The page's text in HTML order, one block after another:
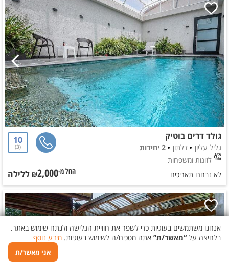
אנחנו משתמשים בעוגיות כדי לשפר את חוויית הגלישה ולנתח שימוש באתר.
בלחיצה על “מאשר/ת” אתה מסכים/ה לשימוש בעוגיות. מידע נוסף
אני מאשר/ת
גולד דרים בוטיק
גליל עליון דלתון
2 יחידות
לזוגות ומשפחות
10
3
לא נבחרו תאריכים החל מ-₪2,000 ללילה